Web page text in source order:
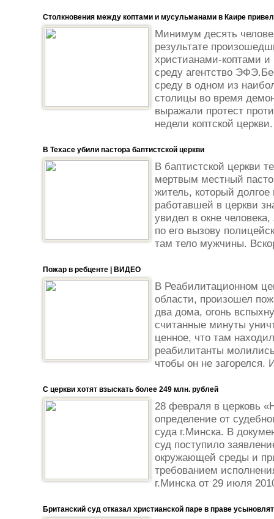
Столкновения между коптами и мусульманами в Каире
Минимум десять
результате
христианами-коптами
среду агентство
среду в одном из
столицы во время
выражали протест
недели коптской церкви.
В Техасе убили пастора баптистской церкви
В баптистской церкви
мертвым местный
житель, который
работавшей в церкви
увидел в окне
по его вызову
там тело мужчины.
Пожар в ребценте | ВИДЕО
В Реабилитационном
области, произошел
два дома, огонь
считанные минуты
ценное, что там
реабилитанты
чтобы он не загорелся.
С церкви хотят взыскать более 249 млн. рублей
28 февраля в церковь
определение от
суда г.Минска. В
суд поступило
окружающей среды и
требованием
г.Минска от 29 июля
Британский суд отказал христианской паре в праве